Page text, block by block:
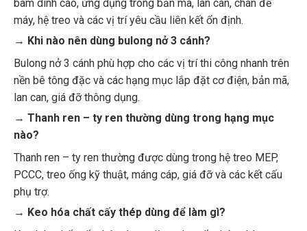
máy, hệ treo và các vị trí yêu cầu liên kết ổn định.
→ Khi nào nên dùng bulong nở 3 cánh?
nền bê tông đặc và các hạng mục lắp đặt cơ điện, bản mã,
lan can, giá đỡ thông dụng.
→ Thanh ren – ty ren thường dùng trong hạng mục
nào?
PCCC, treo ống kỹ thuật, máng cáp, giá đỡ và các kết cấu
phụ trợ.
→ Keo hóa chất cấy thép dùng để làm gì?